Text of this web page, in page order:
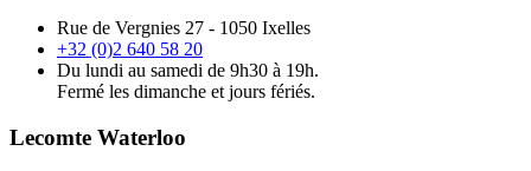
Rue de Vergnies 27 - 1050 Ixelles
+32 (0)2 640 58 20
Du lundi au samedi de 9h30 à 19h.
Fermé les dimanche et jours fériés.
Lecomte Waterloo